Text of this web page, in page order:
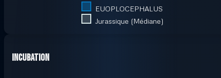
EUOPLOCEPHALUS
Jurassique (Médiane)
Incubation